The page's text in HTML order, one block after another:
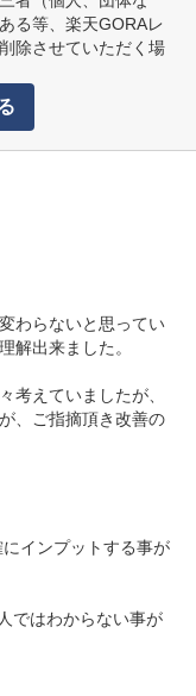
る等、楽天GORAレ
除させていただく場
わらないと思ってい
解出来ました。
考えていましたが、
、ご指摘頂き改善の
インプットする事が
ではわからない事が